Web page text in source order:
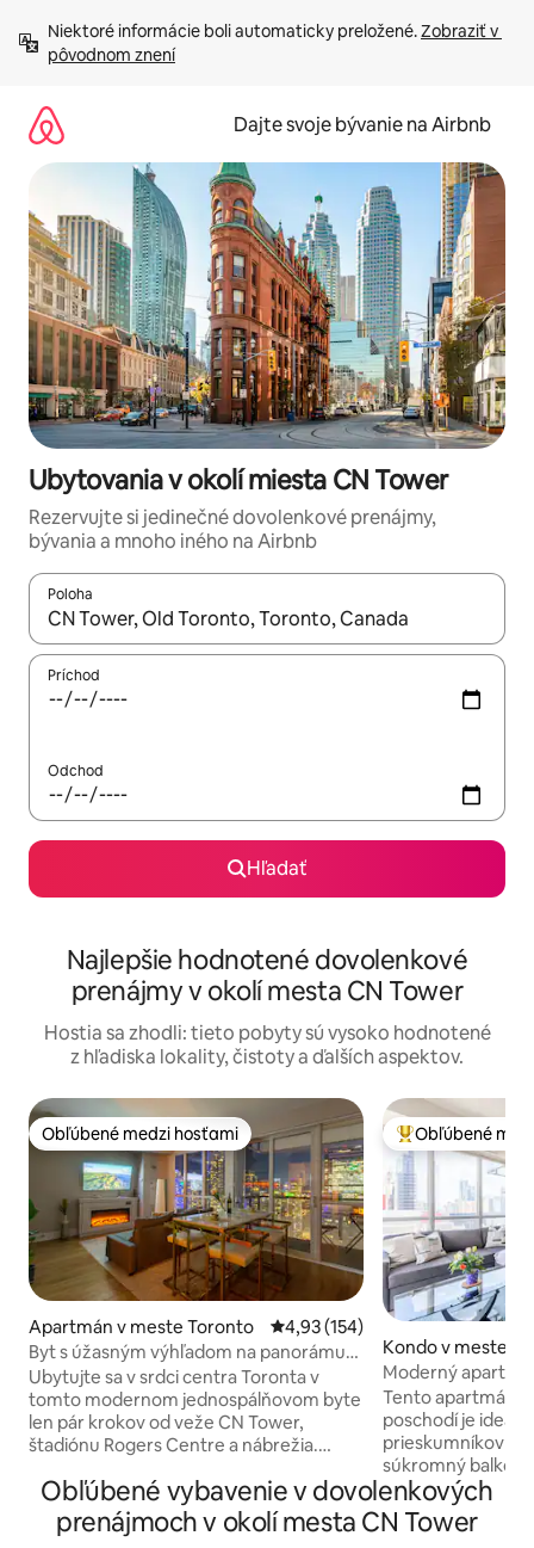
obsah.
Niektoré informácie boli automaticky preložené. Zobraziť v
pôvodnom znení
Dajte svoje bývanie na Airbnb
Ubytovania v okolí miesta CN Tower
Rezervujte si jedinečné dovolenkové prenájmy,
bývania a mnoho iného na Airbnb
Poloha
Keď budú výsledky k dispozícii, môžete si ich prechádzať
Príchod
Odchod
Hľadať
Najlepšie hodnotené dovolenkové
prenájmy v okolí mesta CN Tower
Hostia sa zhodli: tieto pobyty sú vysoko hodnotené
z hľadiska lokality, čistoty a ďalších aspektov.
Obľúbené medzi hosťami
Obľúbené medzi hosťami
Apartmán v meste Toronto Priemerné ohodnotenie 4,93 z
4,93 (154)
Byt s úžasným výhľadom na panorámu
mesta, pár krokov od veže CN Tower
Ubytujte sa v srdci centra Toronta v
tomto modernom jednospálňovom byte
len pár krokov od veže CN Tower,
štadiónu Rogers Centre a nábrežia.
manželskou posteľou Queen v spálni a
rozkladacou pohovkou v obývacej izbe,
takže je ideálne pre páry alebo malé
Najobľúbenejšie
Obľúbené
Kondo v meste
Moderný
a centra mesta
Tento apartmán s
poschodí je
prieskumníkov
súkromný balkón
panorámu mesta.
manželskej
matracom Endy
Obľúbené vybavenie v dovolenkových
prenájmoch v okolí mesta CN Tower